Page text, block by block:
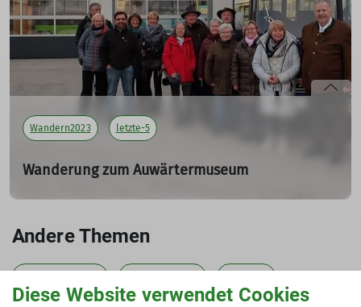
mehr erfahren
Wandern2023 letzte-5
Wanderung zum Auwärtermuseum
am 08.01.2023
Tourenleiterin: Meier Brigitte
mehr erfahren
Andere Themen
Diese Website verwendet Cookies